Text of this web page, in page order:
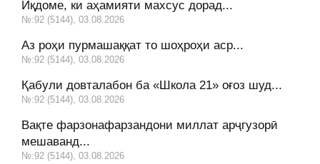
Иқдоме, ки аҳамияти махсус дорад...
№:92 (5144), 03.08.2026
Аз роҳи пурмашаққат то шоҳроҳи аср...
№:92 (5144), 03.08.2026
Қабули довталабон ба «Школа 21» оғоз шуд...
№:92 (5144), 03.08.2026
Вақте фарзонафарзандони миллат арҷгузорӣ
мешаванд...
№:92 (5144), 03.08.2026